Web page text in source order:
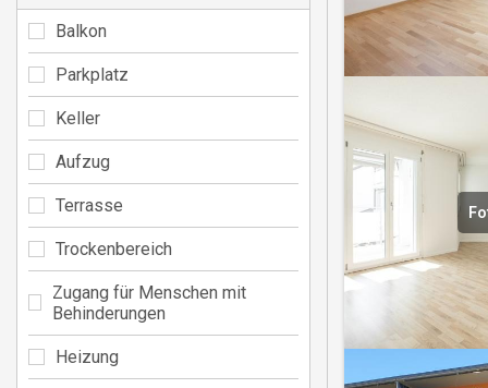
Balkon
Parkplatz
Keller
Aufzug
Terrasse
Trockenbereich
Zugang für Menschen mit
Behinderungen
Heizung